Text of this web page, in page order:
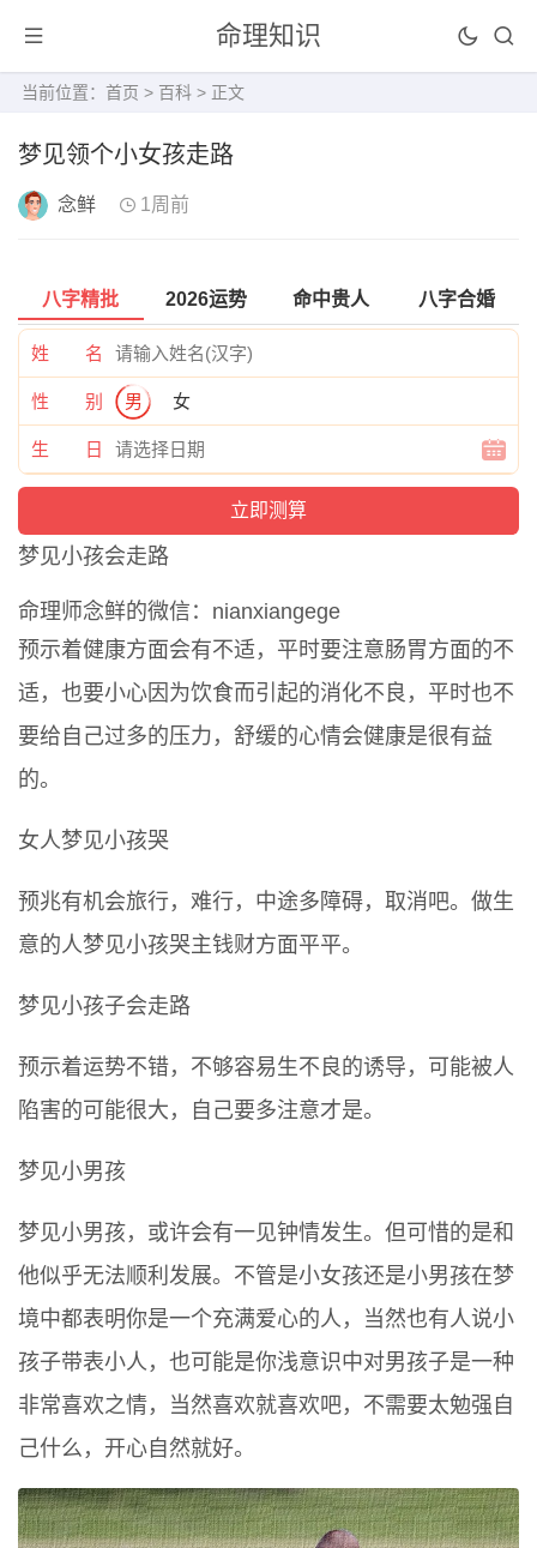
命理知识
当前位置： 首页 > 百科 > 正文
梦见领个小女孩走路
念鲜 1周前
八字精批 2026运势 命中贵人 八字合婚
姓 名
性 别 男 女
生 日
梦见小孩会走路
命理师念鲜的微信：nianxiangege
预示着健康方面会有不适，平时要注意肠胃方面的不
适，也要小心因为饮食而引起的消化不良，平时也不
要给自己过多的压力，舒缓的心情会健康是很有益
的。
女人梦见小孩哭
预兆有机会旅行，难行，中途多障碍，取消吧。做生
意的人梦见小孩哭主钱财方面平平。
梦见小孩子会走路
预示着运势不错，不够容易生不良的诱导，可能被人
陷害的可能很大，自己要多注意才是。
梦见小男孩
梦见小男孩，或许会有一见钟情发生。但可惜的是和
他似乎无法顺利发展。不管是小女孩还是小男孩在梦
境中都表明你是一个充满爱心的人，当然也有人说小
孩子带表小人，也可能是你浅意识中对男孩子是一种
非常喜欢之情，当然喜欢就喜欢吧，不需要太勉强自
己什么，开心自然就好。